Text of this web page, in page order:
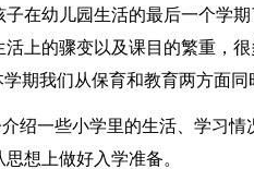
在幼儿园生活的最后一个学
上的骤变以及课目的繁重，
期我们从保育和教育两方面同
绍一些小学里的生活、学习
想上做好入学准备。